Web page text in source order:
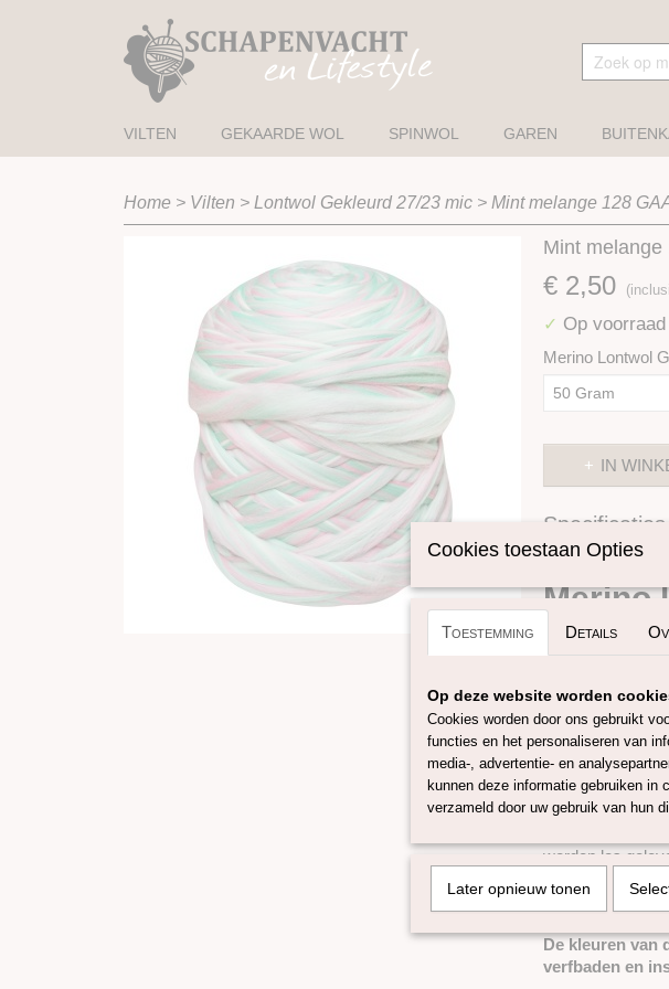
VILTEN GEKAARDE WOL SPINWOL GAREN
Home > Vilten > Lontwol Gekleurd 27/23 mic > Mint melange 128
Mint melange
€ 2,50
✓ Op voorraad
Merino Lontwol
IN
Specificaties
Productcode
Omschrijving
Merino
Deze 100%
wol is mulesing-
Europese
naaldvilten,
in ruim 60
genoeg om
De kleurstoffen
over het
De lontwol is
worden los
maximaal 4,5
1 kilo heeft
De kleuren van
verfbaden en
Cookies toestaan Opties
Toestemming Details
Op deze website worden
Cookies worden door ons gebruikt
functies en het personaliseren van
media-, advertentie- en
kunnen deze informatie gebruiken in
verzameld door uw gebruik van hun
Later opnieuw tonen